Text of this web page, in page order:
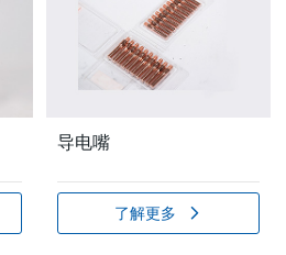
导电嘴
了解更多